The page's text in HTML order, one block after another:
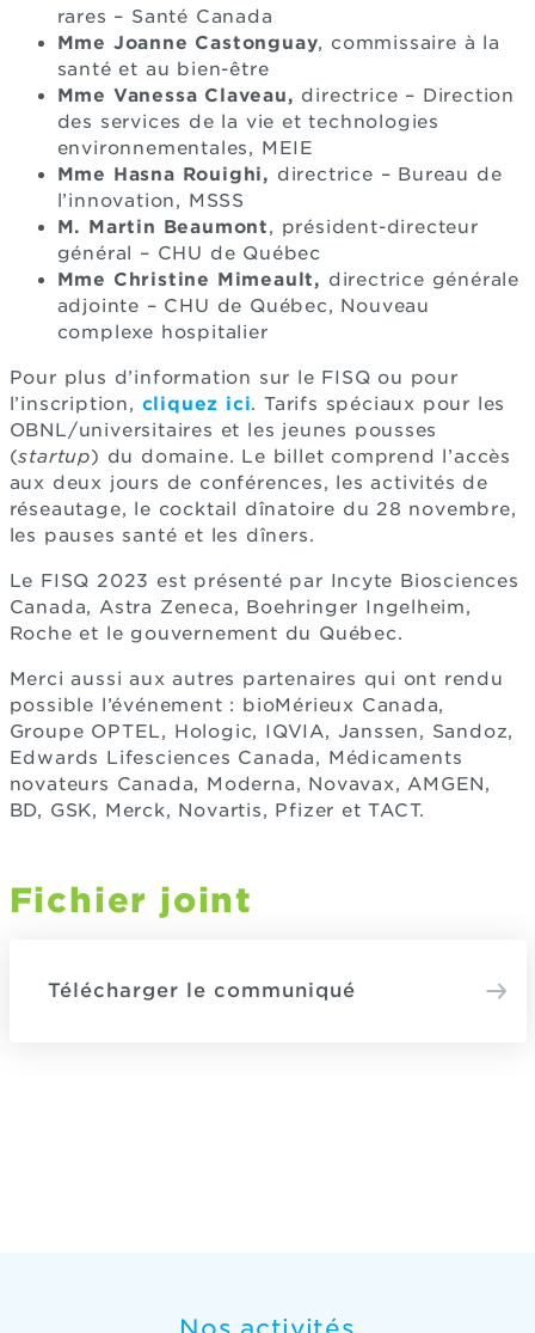
rares – Santé Canada
Mme Joanne Castonguay, commissaire à la
santé et au bien-être
Mme Vanessa Claveau, directrice – Direction
des services de la vie et technologies
environnementales, MEIE
Mme Hasna Rouighi, directrice – Bureau de
l’innovation, MSSS
M. Martin Beaumont, président-directeur
général – CHU de Québec
Mme Christine Mimeault, directrice générale
adjointe – CHU de Québec, Nouveau
complexe hospitalier
Pour plus d’information sur le FISQ ou pour
l’inscription, cliquez ici. Tarifs spéciaux pour les
OBNL/universitaires et les jeunes pousses
(startup) du domaine. Le billet comprend l’accès
aux deux jours de conférences, les activités de
réseautage, le cocktail dînatoire du 28 novembre,
les pauses santé et les dîners.
Le FISQ 2023 est présenté par Incyte Biosciences
Canada, Astra Zeneca, Boehringer Ingelheim,
Roche et le gouvernement du Québec.
Merci aussi aux autres partenaires qui ont rendu
possible l’événement : bioMérieux Canada,
Groupe OPTEL, Hologic, IQVIA, Janssen, Sandoz,
Edwards Lifesciences Canada, Médicaments
novateurs Canada, Moderna, Novavax, AMGEN,
BD, GSK, Merck, Novartis, Pfizer et TACT.
Fichier joint
Télécharger le communiqué